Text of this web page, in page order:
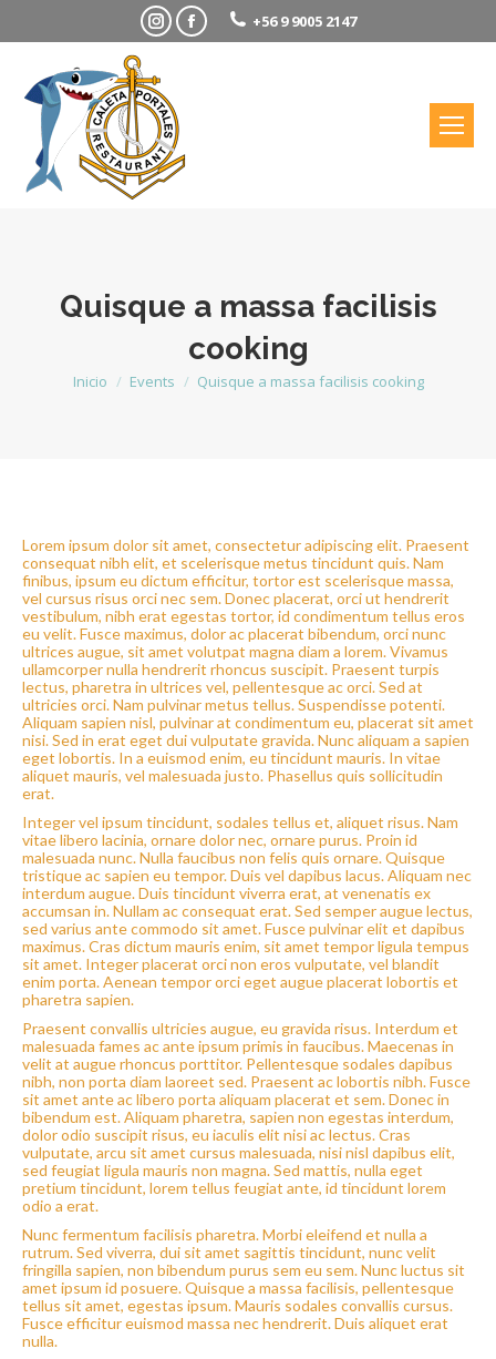
InstagramFacebook+56 9 9005 2147
Quisque a massa facilisis
cooking
Estás aquí:
Inicio Events Quisque a massa facilisis cooking
Lorem ipsum dolor sit amet, consectetur adipiscing elit. Praesent
consequat nibh elit, et scelerisque metus tincidunt quis. Nam
finibus, ipsum eu dictum efficitur, tortor est scelerisque massa,
vel cursus risus orci nec sem. Donec placerat, orci ut hendrerit
vestibulum, nibh erat egestas tortor, id condimentum tellus eros
eu velit. Fusce maximus, dolor ac placerat bibendum, orci nunc
ultrices augue, sit amet volutpat magna diam a lorem. Vivamus
ullamcorper nulla hendrerit rhoncus suscipit. Praesent turpis
lectus, pharetra in ultrices vel, pellentesque ac orci. Sed at
ultricies orci. Nam pulvinar metus tellus. Suspendisse potenti.
Aliquam sapien nisl, pulvinar at condimentum eu, placerat sit amet
nisi. Sed in erat eget dui vulputate gravida. Nunc aliquam a sapien
eget lobortis. In a euismod enim, eu tincidunt mauris. In vitae
aliquet mauris, vel malesuada justo. Phasellus quis sollicitudin
erat.
Integer vel ipsum tincidunt, sodales tellus et, aliquet risus. Nam
vitae libero lacinia, ornare dolor nec, ornare purus. Proin id
malesuada nunc. Nulla faucibus non felis quis ornare. Quisque
tristique ac sapien eu tempor. Duis vel dapibus lacus. Aliquam nec
interdum augue. Duis tincidunt viverra erat, at venenatis ex
accumsan in. Nullam ac consequat erat. Sed semper augue lectus,
sed varius ante commodo sit amet. Fusce pulvinar elit et dapibus
maximus. Cras dictum mauris enim, sit amet tempor ligula tempus
sit amet. Integer placerat orci non eros vulputate, vel blandit
enim porta. Aenean tempor orci eget augue placerat lobortis et
pharetra sapien.
Praesent convallis ultricies augue, eu gravida risus. Interdum et
malesuada fames ac ante ipsum primis in faucibus. Maecenas in
velit at augue rhoncus porttitor. Pellentesque sodales dapibus
nibh, non porta diam laoreet sed. Praesent ac lobortis nibh. Fusce
sit amet ante ac libero porta aliquam placerat et sem. Donec in
bibendum est. Aliquam pharetra, sapien non egestas interdum,
dolor odio suscipit risus, eu iaculis elit nisi ac lectus. Cras
vulputate, arcu sit amet cursus malesuada, nisi nisl dapibus elit,
sed feugiat ligula mauris non magna. Sed mattis, nulla eget
pretium tincidunt, lorem tellus feugiat ante, id tincidunt lorem
odio a erat.
Nunc fermentum facilisis pharetra. Morbi eleifend et nulla a
rutrum. Sed viverra, dui sit amet sagittis tincidunt, nunc velit
fringilla sapien, non bibendum purus sem eu sem. Nunc luctus sit
amet ipsum id posuere. Quisque a massa facilisis, pellentesque
tellus sit amet, egestas ipsum. Mauris sodales convallis cursus.
Fusce efficitur euismod massa nec hendrerit. Duis aliquet erat
nulla.